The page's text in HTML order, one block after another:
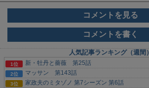
コメントを見る
コメントを書く
人気記事ランキング（週間）
新・牡丹と薔薇 第25話
マッサン 第143話
家政夫のミタゾノ 第7シーズン 第6話